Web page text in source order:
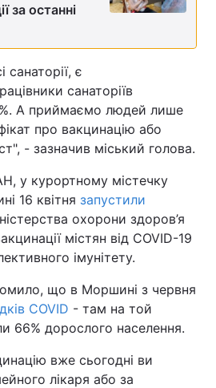
за останні
є
санаторіїв
А приймаємо людей лише
про вакцинацію або
- зазначив міський голова.
у курортному містечку
16 квітня запустили
охорони здоров’я
містян від COVID-19
імунітету.
що в Моршині з червня
COVID - там на той
66% дорослого населення.
вже сьогодні ви
лікаря або за